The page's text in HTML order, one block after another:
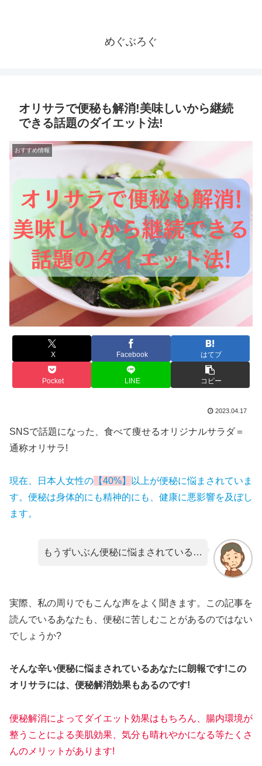
めぐぶろぐ
オリサラで便秘も解消!美味しいから継続
できる話題のダイエット法!
おすすめ情報
X Facebook はてブ
Pocket LINE コピー
2023.04.17
SNSで話題になった、食べて痩せるオリジナルサラダ＝
通称オリサラ!
現在、日本人女性の 【40%】 以上が便秘に悩まされていま
す。便秘は身体的にも精神的にも、健康に悪影響を及ぼし
ます。
もうずいぶん便秘に悩まされている…
実際、私の周りでもこんな声をよく聞きます。この記事を
読んでいるあなたも、便秘に苦しむことがあるのではない
でしょうか?
そんな辛い便秘に悩まされているあなたに朗報です!この
オリサラには、便秘解消効果もあるのです!
便秘解消によってダイエット効果はもちろん、腸内環境が
整うことによる美肌効果、気分も晴れやかになる等た くさ
んのメリットがあります!